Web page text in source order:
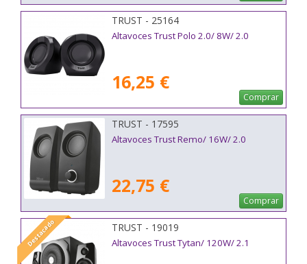
TRUST - 25164
Altavoces Trust Polo 2.0/ 8W/ 2.0
16,25 €
Comprar
TRUST - 17595
Altavoces Trust Remo/ 16W/ 2.0
22,75 €
Comprar
Destacado TRUST - 19019
Altavoces Trust Tytan/ 120W/ 2.1